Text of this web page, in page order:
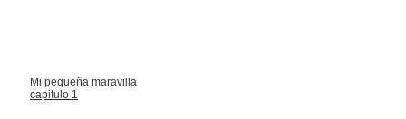
Mi pequeña maravilla
capitulo 1